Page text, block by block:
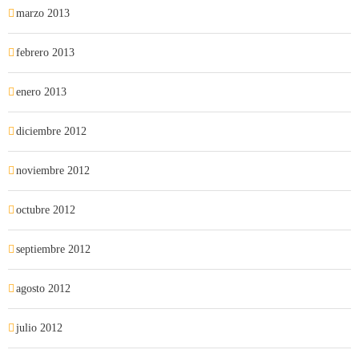
marzo 2013
febrero 2013
enero 2013
diciembre 2012
noviembre 2012
octubre 2012
septiembre 2012
agosto 2012
julio 2012